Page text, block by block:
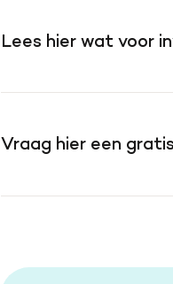
Lees hier wat voor
Vraag hier een